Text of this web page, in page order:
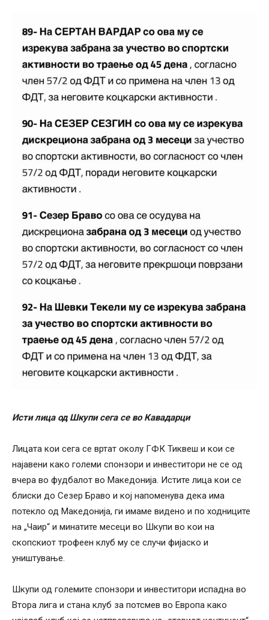
Исти лица од Шкупи сега се во Кавадарци
Лицата кои сега се вртат околу ГФК Тиквеш и кои се
најавени како големи спонзори и инвеститори не се од
вчера во фудбалот во Македонија. Истите лица кои се
блиски до Сезер Браво и кој напоменува дека има
потекло од Македонија, ги имаме видено и по ходниците
на „Чаир“ и минатите месеци во Шкупи во кои на
скопскиот трофеен клуб му се случи фијаско и
уништување.
Шкупи од големите спонзори и инвеститори испадна во
Втора лига и стана клуб за потсмев во Европа како